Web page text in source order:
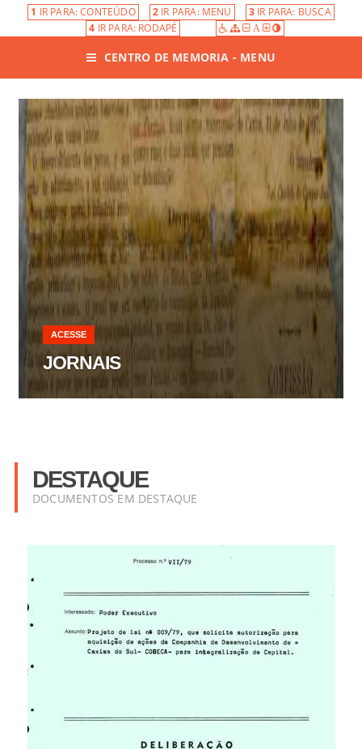
1 IR PARA: CONTEÚDO 2 IR PARA: MENU 3 IR PARA: BUSCA
4 IR PARA: RODAPÉ A
CENTRO DE MEMORIA - MENU
ACESSE
JORNAIS
DESTAQUE
DOCUMENTOS EM DESTAQUE